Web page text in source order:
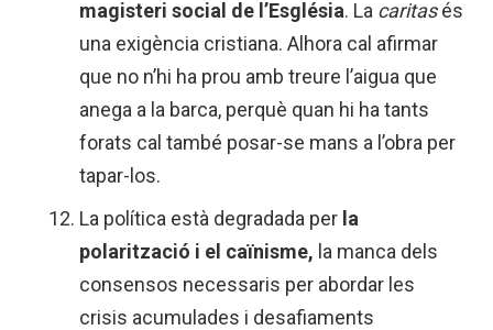
magisteri social de l’Església. La caritasés
una exigència cristiana. Alhora cal afirmar
que no n’hi ha prou amb treure l’aigua que
anega a la barca, perquè quan hi ha tants
forats cal també posar-se mans a l’obra per
tapar-los.
La política està degradada per la
polarització i el caïnisme, la manca dels
consensos necessaris per abordar les
crisis acumulades i desafiaments